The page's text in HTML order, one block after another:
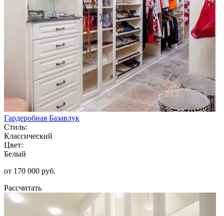
Гардеробная Базавлук
Стиль:
Классический
Цвет:
Белый
от 170 000 руб.
Рассчитать